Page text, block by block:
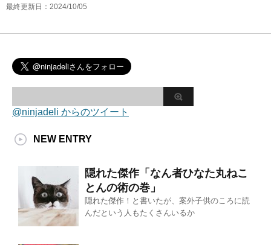
最終更新日：2024/10/05
@ninjadeli からのツイート
NEW ENTRY
隠れた傑作「なん者ひなた丸ねこ
とんの術の巻」
隠れた傑作！と書いたが、案外子供のころに読
んだという人もたくさんいるか